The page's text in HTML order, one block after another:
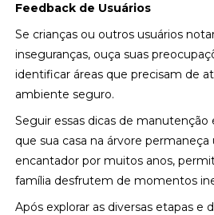
Feedback de Usuários
Se crianças ou outros usuários
inseguranças, ouça suas
identificar áreas que precisam de
ambiente seguro.
Seguir essas dicas de manutenção
que sua casa na árvore
encantador por muitos anos,
família desfrutem de momentos
Após explorar as diversas etapas e